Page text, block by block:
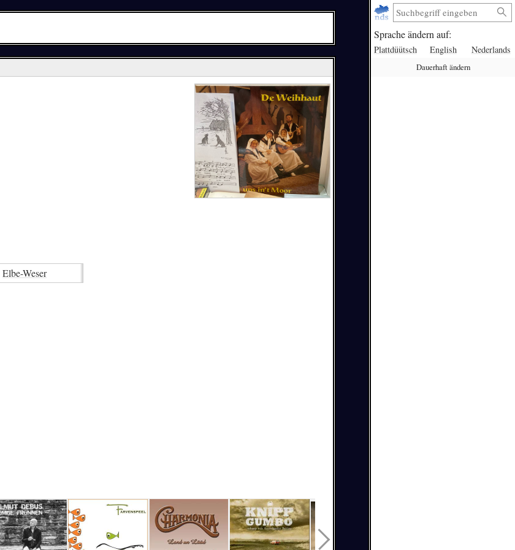
Sprache ändern auf:
Plattdüütsch English Nederlands
Dauerhaft ändern
Elbe-Weser